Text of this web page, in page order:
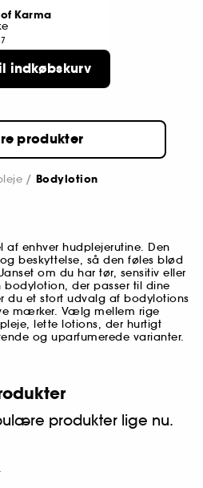
Karma
indkøbskurv
produkter
Bodylotion
af enhver hudplejerutine. Den
beskyttelse, så den føles blød
om du har tør, sensitiv eller
der passer til dine
du et stort udvalg af bodylotions
mærker. Vælg mellem rige
lette lotions, der hurtigt
og uparfumerede varianter.
produkter lige nu.